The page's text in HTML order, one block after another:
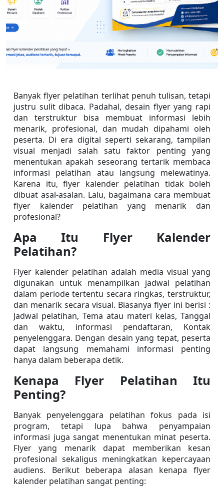
Banyak flyer pelatihan terlihat penuh tulisan, tetapi
justru sulit dibaca. Padahal, desain flyer yang rapi
dan terstruktur bisa membuat informasi lebih
menarik, profesional, dan mudah dipahami oleh
peserta. Di era digital seperti sekarang, tampilan
visual menjadi salah satu faktor penting yang
menentukan apakah seseorang tertarik membaca
informasi pelatihan atau langsung melewatinya.
Karena itu, flyer kalender pelatihan tidak boleh
dibuat asal-asalan. Lalu, bagaimana cara membuat
flyer kalender pelatihan yang menarik dan
profesional?
Apa Itu Flyer Kalender
Pelatihan?
Flyer kalender pelatihan adalah media visual yang
digunakan untuk menampilkan jadwal pelatihan
dalam periode tertentu secara ringkas, terstruktur,
dan menarik secara visual. Biasanya flyer ini berisi :
Jadwal pelatihan, Tema atau materi kelas, Tanggal
dan waktu, informasi pendaftaran, Kontak
penyelenggara. Dengan desain yang tepat, peserta
dapat langsung memahami informasi penting
hanya dalam beberapa detik.
Kenapa Flyer Pelatihan Itu
Penting?
Banyak penyelenggara pelatihan fokus pada isi
program, tetapi lupa bahwa penyampaian
informasi juga sangat menentukan minat peserta.
Flyer yang menarik dapat memberikan kesan
profesional sekaligus meningkatkan kepercayaan
audiens. Berikut beberapa alasan kenapa flyer
kalender pelatihan sangat penting: